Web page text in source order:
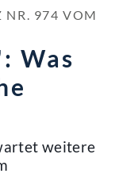
NR. 974 VOM
Was
weitere